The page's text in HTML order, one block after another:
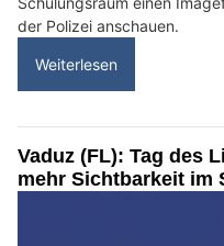
der Polizei anschauen.
Weiterlesen
Vaduz (FL): Tag des
mehr Sichtbarkeit im